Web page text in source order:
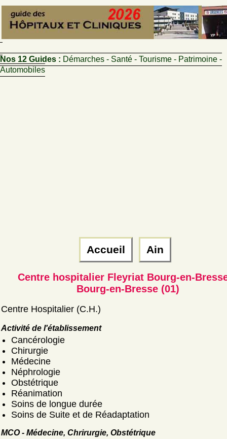
Nos 12 Guides : Démarches - Santé - Tourisme - Patrimoine -
Automobiles
Accueil Ain
Centre hospitalier Fleyriat Bourg-en-
Bourg-en-Bresse (01)
Centre Hospitalier (C.H.)
Activité de l'établissement
Cancérologie
Chirurgie
Médecine
Néphrologie
Obstétrique
Réanimation
Soins de longue durée
Soins de Suite et de Réadaptation
MCO - Médecine, Chrirurgie, Obstétrique